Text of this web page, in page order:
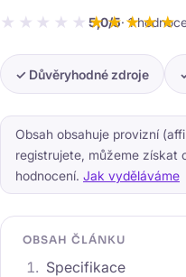
★★★★★★★★★★
5,0/5· 1
✓ Důvěryhodné zdroje
Obsah obsahuje provizní
registrujete, můžeme získat
hodnocení. Jak vyděláváme
OBSAH ČLÁNKU
Specifikace